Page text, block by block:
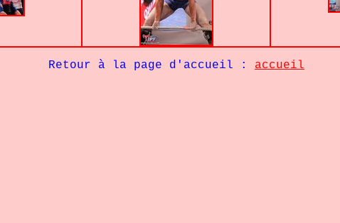
Retour à la page d'accueil : accueil